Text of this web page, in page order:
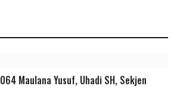
Maulana Yusuf, Uhadi SH, Sekjen